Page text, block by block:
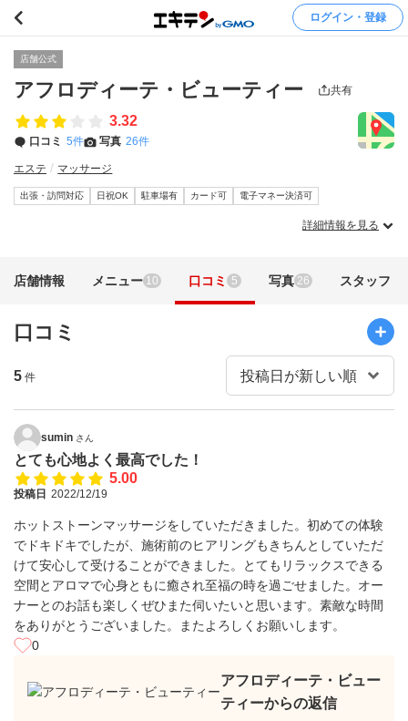
ログイン・登録
店舗公式
アフロディーテ・ビューティー 共有
3.32
口コミ 5件 写真 26件
エステ マッサージ
出張・訪問対応 日祝OK 駐車場有 カード可 電子マネー決済可
詳細情報を見る
店舗情報 メニュー 10 口コミ 5 写真 26 スタッフ
口コミ
5 件
sumin さん
とても心地よく最高でした！
5.00
投稿日 2022/12/19
ホットストーンマッサージをしていただきました。初めての体験
でドキドキでしたが、施術前のヒアリングもきちんとしていただ
けて安心して受けることができました。とてもリラックスできる
空間とアロマで心身ともに癒され至福の時を過ごせました。オー
ナーとのお話も楽しくぜひまた伺いたいと思います。素敵な時間
をありがとうございました。またよろしくお願いします。
0
アフロディーテ・ビュー
ティーからの返信